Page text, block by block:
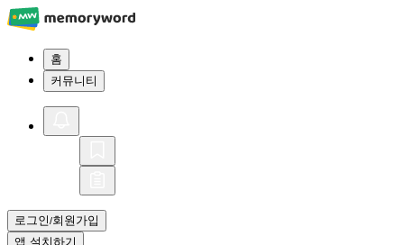
홈
커뮤니티
로그인/회원가입
앱 설치하기